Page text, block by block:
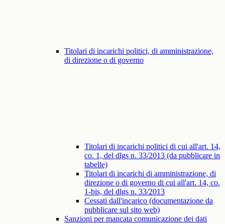
Titolari di incarichi politici, di amministrazione,
di direzione o di governo
Titolari di incarichi politici di cui all'art. 14,
co. 1, del dlgs n. 33/2013 (da pubblicare in
tabelle)
Titolari di incarichi di amministrazione, di
direzione o di governo di cui all'art. 14, co.
1-bis, del dlgs n. 33/2013
Cessati dall'incarico (documentazione da
pubblicare sul sito web)
Sanzioni per mancata comunicazione dei dati